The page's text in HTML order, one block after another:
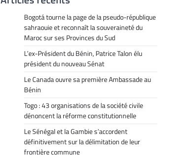
Bogotá tourne la page de la pseudo-république
sahraouie et reconnaît la souveraineté du
Maroc sur ses Provinces du Sud
L’ex-Président du Bénin, Patrice Talon élu
président du nouveau Sénat
Le Canada ouvre sa première Ambassade au
Bénin
Togo : 43 organisations de la société civile
dénoncent la réforme constitutionnelle
Le Sénégal et la Gambie s’accordent
définitivement sur la délimitation de leur
frontière commune